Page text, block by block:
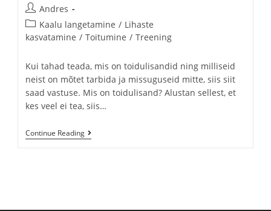
Andres
Kaalu langetamine / Lihaste
kasvatamine / Toitumine / Treening
Kui tahad teada, mis on toidulisandid ning milliseid
neist on mõtet tarbida ja missuguseid mitte, siis siit
saad vastuse. Mis on toidulisand? Alustan sellest, et
kes veel ei tea, siis…
Continue Reading